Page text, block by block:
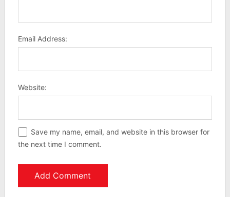
Email Address:
Website:
Save my name, email, and website in this browser for
the next time I comment.